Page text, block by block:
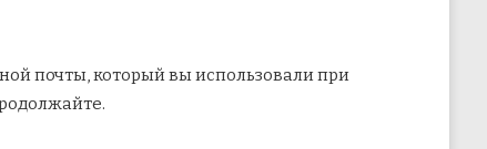
почты, который вы использовали при